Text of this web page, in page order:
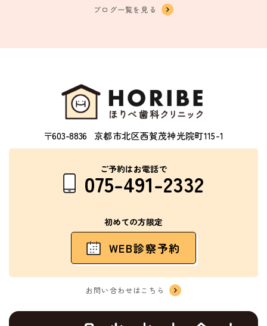
ブログ一覧を見る
〒603-8836 京都市北区西賀茂神光院町115-1
ご予約はお電話で
075-491-2332
初めての方限定
WEB診察予約
お問い合わせはこちら